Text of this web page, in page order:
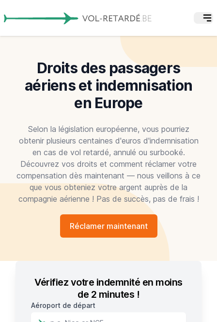
Droits des passagers
aériens et indemnisation
en Europe
Selon la législation européenne, vous pourriez
obtenir plusieurs centaines d'euros d'indemnisation
en cas de vol retardé, annulé ou surbooké.
Découvrez vos droits et comment réclamer votre
compensation dès maintenant — nous veillons à ce
que vous obteniez votre argent auprès de la
compagnie aérienne ! Pas de succès, pas de frais !
Réclamer maintenant
Vérifiez votre indemnité en moins
de 2 minutes !
Aéroport de départ